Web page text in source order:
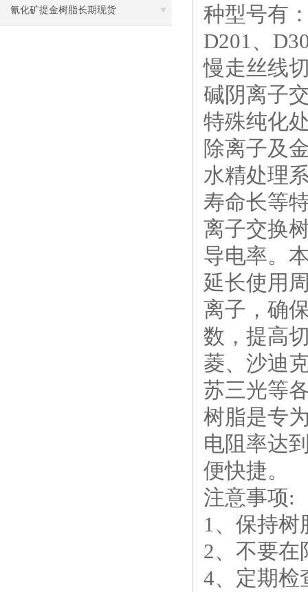
氰化矿提金树脂长期现货
种型号有
D201、
慢走丝线
碱阴离子
特殊纯化
除离子及
水精处理
寿命长等
离子交换
导电率。
延长使用
离子，确
数，提高
菱、沙迪
苏三光等
树脂是专
电阻率达
便快捷。
注意事项:
1、保持树
2、不要在
4、定期检